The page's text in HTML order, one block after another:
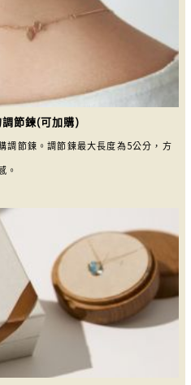
節鍊(可加購)
調節鍊。調節鍊最大長度為5公分，方
。